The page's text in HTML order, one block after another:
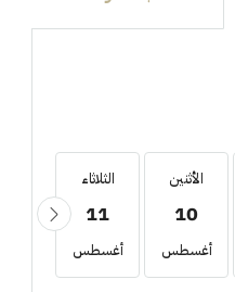
الأثنين
10
أغسطس
الثلاثاء
11
أغسطس